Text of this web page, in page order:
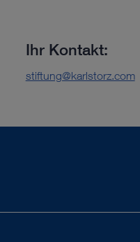
Ihr Kontakt:
stiftung@karlstorz.com